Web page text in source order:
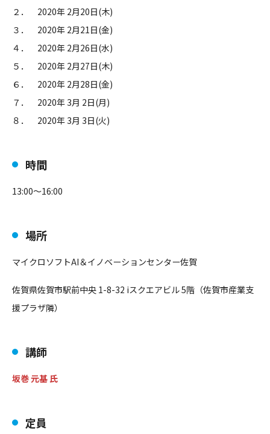
２． 2020年 2月20日(木)
３． 2020年 2月21日(金)
４． 2020年 2月26日(水)
５． 2020年 2月27日(木)
６． 2020年 2月28日(金)
７． 2020年 3月 2日(月)
８． 2020年 3月 3日(火)
時間
13:00〜16:00
場所
マイクロソフトAI＆イノベーションセンター佐賀
佐賀県佐賀市駅前中央 1-8-32 iスクエアビル 5階（佐賀市産業⽀
援プラザ隣）
講師
坂巻 元基 氏
定員